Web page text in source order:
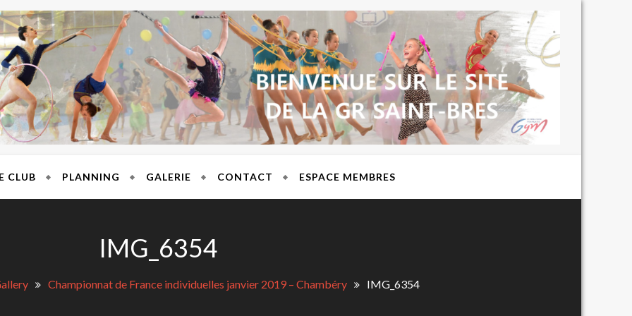
BRES
CLUB PLANNING GALERIE CONTACT ESPACE MEMBRES
IMG_6354
Championnat de France individuelles janvier 2019 – Chambéry IMG_6354